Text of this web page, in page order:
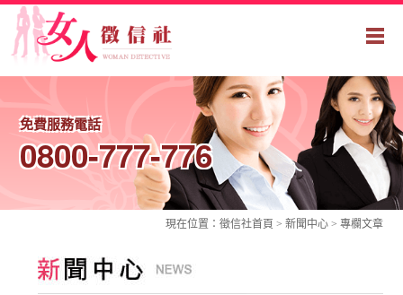
免費服務電話
0800-777-776
現在位置： 徵信社首頁 > 新聞中心 > 專欄文章